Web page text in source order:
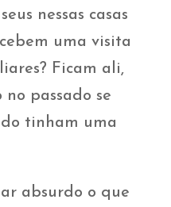
nessas casas
uma visita
Ficam ali,
passado se
tinham uma
absurdo o que